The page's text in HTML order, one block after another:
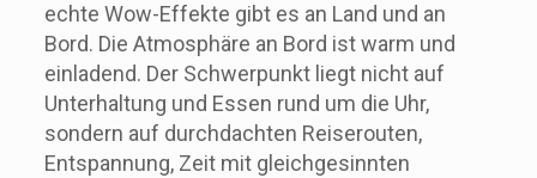
echte Wow-Effekte gibt es an Land und an
Bord. Die Atmosphäre an Bord ist warm und
einladend. Der Schwerpunkt liegt nicht auf
Unterhaltung und Essen rund um die Uhr,
sondern auf durchdachten Reiserouten,
Entspannung, Zeit mit gleichgesinnten